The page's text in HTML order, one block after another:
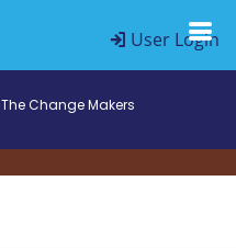
User Login
The Change Makers